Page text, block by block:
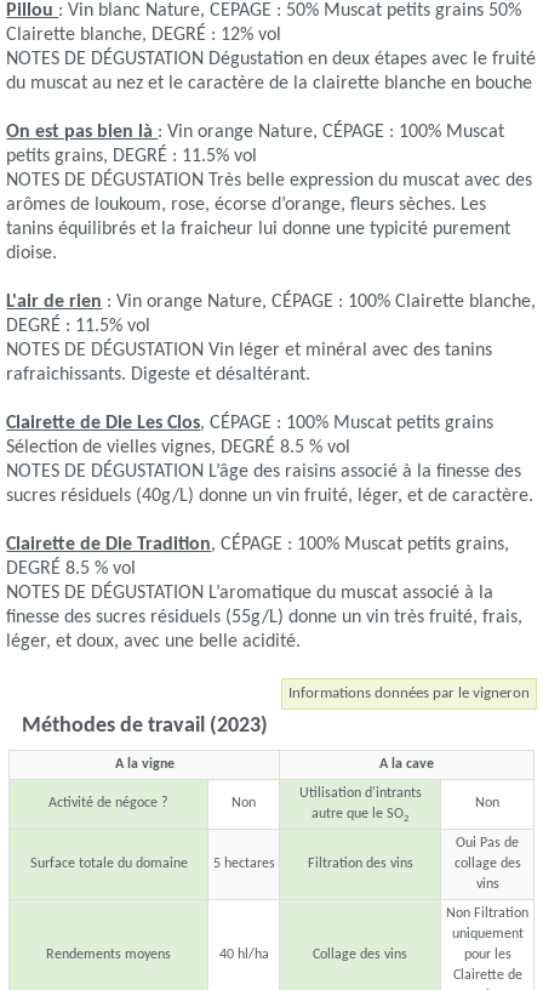
Pillou : Vin blanc Nature, CEPAGE : 50% Muscat petits grains 50%
Clairette blanche, DEGRÉ : 12% vol
NOTES DE DÉGUSTATION Dégustation en deux étapes avec le fruité
du muscat au nez et le caractère de la clairette blanche en bouche
On est pas bien là : Vin orange Nature, CÉPAGE : 100% Muscat
petits grains, DEGRÉ : 11.5% vol
NOTES DE DÉGUSTATION Très belle expression du muscat avec des
arômes de loukoum, rose, écorse d’orange, fleurs sèches. Les
tanins équilibrés et la fraicheur lui donne une typicité purement
dioise.
L'air de rien : Vin orange Nature, CÉPAGE : 100% Clairette blanche,
DEGRÉ : 11.5% vol
NOTES DE DÉGUSTATION Vin léger et minéral avec des tanins
rafraichissants. Digeste et désaltérant.
Clairette de Die Les Clos, CÉPAGE : 100% Muscat petits grains
Sélection de vielles vignes, DEGRÉ 8.5 % vol
NOTES DE DÉGUSTATION L’âge des raisins associé à la finesse des
sucres résiduels (40g/L) donne un vin fruité, léger, et de caractère.
Clairette de Die Tradition, CÉPAGE : 100% Muscat petits grains,
DEGRÉ 8.5 % vol
NOTES DE DÉGUSTATION L’aromatique du muscat associé à la
finesse des sucres résiduels (55g/L) donne un vin très fruité, frais,
léger, et doux, avec une belle acidité.
Informations données par le vigneron
Méthodes de travail (2023)
A la vigne A la cave
Activité de négoce ? Non
Utilisation d'intrants
autre que le SO2
Non
Surface totale du domaine 5 hectares Filtration des vins
Oui Pas de
collage des
vins
Rendements moyens 40 hl/ha Collage des vins
Non Filtration
uniquement
pour les
Clairette de